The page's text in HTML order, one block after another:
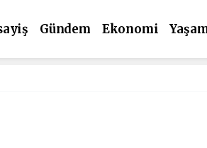
Gündem Ekonomi